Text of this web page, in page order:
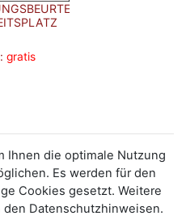
gratis
Ihnen die optimale Nutzung
Es werden für den
Cookies gesetzt. Weitere
Datenschutzhinweisen.